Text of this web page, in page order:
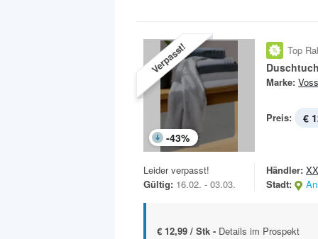
Verpasst!
-43%
Top
Marke:
Preis: €
Leider verpasst!
Gültig: 16.02. - 03.03.
Händler:
Stadt:
€ 12,99 / Stk - Details im Prospekt